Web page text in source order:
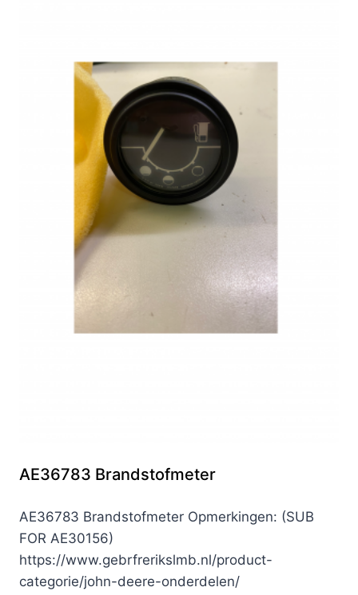
AE36783 Brandstofmeter
AE36783 Brandstofmeter Opmerkingen: (SUB
FOR AE30156)
https://www.gebrfrerikslmb.nl/product-
categorie/john-deere-onderdelen/